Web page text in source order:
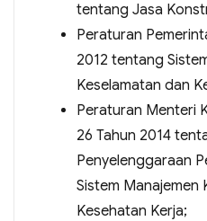
tentang Jasa
Peraturan
2012 tentang
Keselamatan dan
Peraturan Menteri
26 Tahun 2014
Penyelenggaraan
Sistem Manajemen
Kesehatan Kerja;